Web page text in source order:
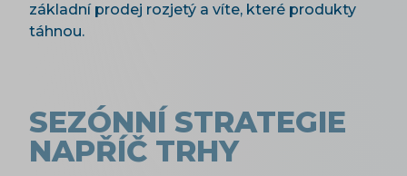
základní prodej rozjetý a víte, které produkty
táhnou.
SEZÓNNÍ STRATEGIE
NAPŘÍČ TRHY